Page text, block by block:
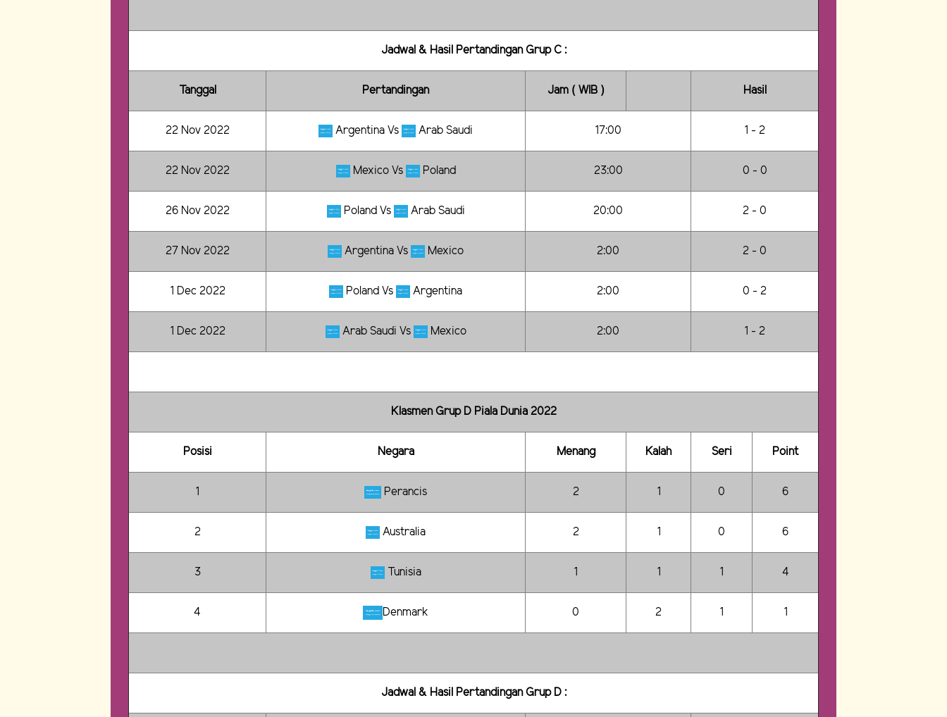
Jadwal & Hasil Pertandingan Grup C :
Tanggal Pertandingan Jam ( WIB ) Hasil
22 Nov 2022 Argentina Vs Arab Saudi 17:00 1 - 2
22 Nov 2022 Mexico Vs Poland 23:00 0 - 0
26 Nov 2022 Poland Vs Arab Saudi 20:00 2 - 0
27 Nov 2022 Argentina Vs Mexico 2:00 2 - 0
1 Dec 2022 Poland Vs Argentina 2:00 0 - 2
1 Dec 2022 Arab Saudi Vs Mexico 2:00 1 - 2
Klasmen Grup D Piala Dunia 2022
Posisi Negara Menang Kalah Seri Point
1 Perancis 2 1 0 6
2 Australia 2 1 0 6
3 Tunisia 1 1 1 4
4 Denmark 0 2 1 1
Jadwal & Hasil Pertandingan Grup D :